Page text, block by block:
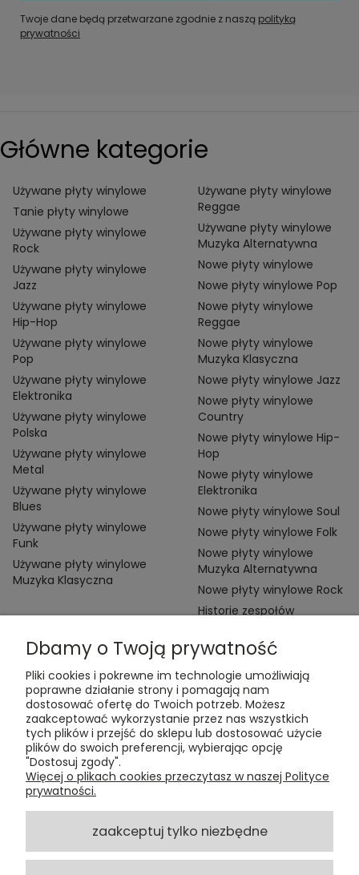
Twoje dane będą przetwarzane zgodnie z naszą polityką
prywatności
Główne kategorie
Używane płyty winylowe
Tanie płyty winylowe
Używane płyty winylowe
Rock
Używane płyty winylowe
Jazz
Używane płyty winylowe
Hip-Hop
Używane płyty winylowe
Pop
Używane płyty winylowe
Elektronika
Używane płyty winylowe
Polska
Używane płyty winylowe
Metal
Używane płyty winylowe
Blues
Używane płyty winylowe
Funk
Używane płyty winylowe
Muzyka Klasyczna
Używane płyty winylowe
Reggae
Używane płyty winylowe
Muzyka Alternatywna
Nowe płyty winylowe
Nowe płyty winylowe Pop
Nowe płyty winylowe
Reggae
Nowe płyty winylowe
Muzyka Klasyczna
Nowe płyty winylowe Jazz
Nowe płyty winylowe
Country
Nowe płyty winylowe Hip-
Hop
Nowe płyty winylowe
Elektronika
Nowe płyty winylowe Soul
Nowe płyty winylowe Folk
Nowe płyty winylowe
Muzyka Alternatywna
Nowe płyty winylowe Rock
Historie zespołów
Kontakt:
t:+48 609 155 327
e:vinyltamka@gmail.com
ul. Chmielna 20, 00-020 Warszawa
Dbamy o Twoją prywatność
Pliki cookies i pokrewne im technologie umożliwiają
poprawne działanie strony i pomagają nam
dostosować ofertę do Twoich potrzeb. Możesz
zaakceptować wykorzystanie przez nas wszystkich
tych plików i przejść do sklepu lub dostosować użycie
plików do swoich preferencji, wybierając opcję
"Dostosuj zgody".
Więcej o plikach cookies przeczytasz w naszej Polityce
prywatności.
zaakceptuj tylko niezbędne